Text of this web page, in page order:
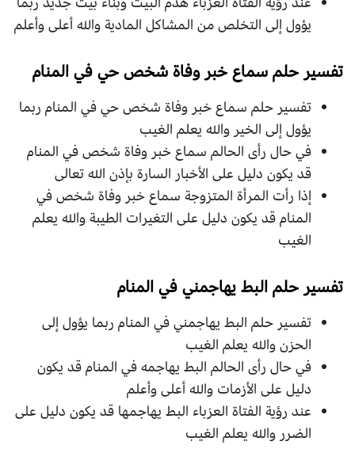
يؤول إلى التخلص من المشاكل المادية والله أعلى وأعلم
تفسير حلم سماع خبر وفاة شخص حي في المنام
تفسير حلم سماع خبر وفاة شخص حي في المنام ربما
يؤول إلى الخير والله يعلم الغيب
في حال رأى الحالم سماع خبر وفاة شخص في المنام
قد يكون دليل على الأخبار السارة بإذن الله تعالى
إذا رأت المرأة المتزوجة سماع خبر وفاة شخص في
المنام قد يكون دليل على التغيرات الطيبة والله يعلم
الغيب
تفسير حلم البط يهاجمني في المنام
تفسير حلم البط يهاجمني في المنام ربما يؤول إلى
الحزن والله يعلم الغيب
في حال رأى الحالم البط يهاجمه في المنام قد يكون
دليل على الأزمات والله أعلى وأعلم
عند رؤية الفتاة العزباء البط يهاجمها قد يكون دليل على
الضرر والله يعلم الغيب